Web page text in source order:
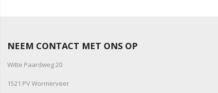
NEEM CONTACT MET ONS OP
Witte Paardweg 20
1521 PV Wormerveer